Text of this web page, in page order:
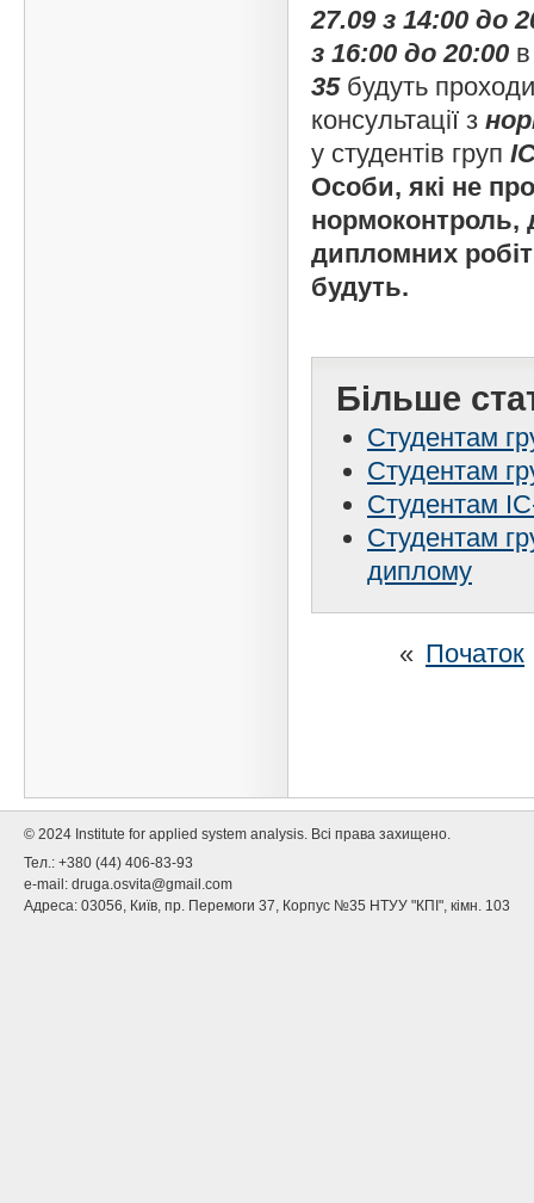
27.09 з 14:00 до
з 16:00 до 20:00
35будуть
консультації з
у студентів груп
Особи, які не
нормоконтроль,
дипломних
будуть.
Більше
Студентам
Студентам
Студентам
Студентам
диплому
« Початок
© 2024 Institute for applied system analysis. Всі права захищено.
Тел.: +380 (44) 406-83-93
e-mail: druga.osvita@gmail.com
Адреса: 03056, Київ, пр. Перемоги 37, Корпус №35 НТУУ "КПІ", кімн. 103